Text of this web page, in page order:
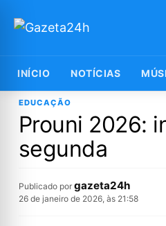
INÍCIO NOTÍCIAS
EDUCAÇÃO
Prouni 2026:
segunda
Publicado por gazeta24h
26 de janeiro de 2026, às 21:58